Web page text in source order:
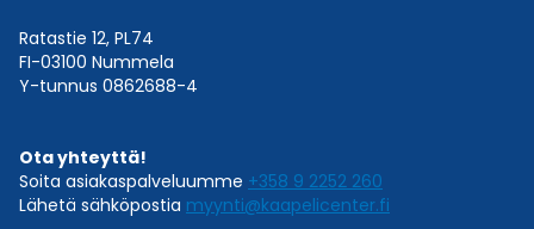
Ratastie 12, PL74
FI-03100 Nummela
Y-tunnus 0862688-4
Ota yhteyttä!
Soita asiakaspalveluumme +358 9 2252 260
Lähetä sähköpostia myynti@kaapelicenter.fi